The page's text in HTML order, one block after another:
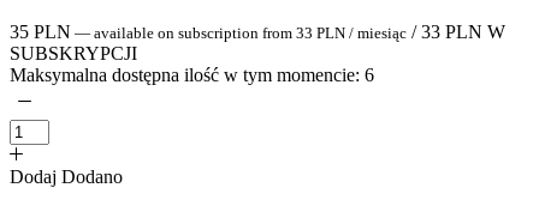
35 PLN — available on subscription from 33 PLN / miesiąc / 33 PLN W
SUBSKRYPCJI
Maksymalna dostępna ilość w tym momencie: 6
Dodaj Dodano